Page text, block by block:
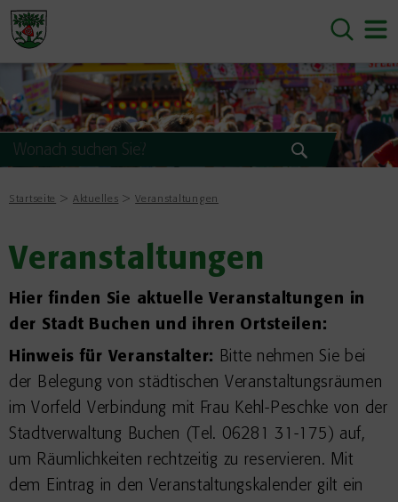
Startseite Aktuelles Veranstaltungen
Veranstaltungen
Hier finden Sie aktuelle Veranstaltungen in
der Stadt Buchen und ihren Ortsteilen:
Hinweis für Veranstalter: Bitte nehmen Sie bei
der Belegung von städtischen Veranstaltungsräumen
im Vorfeld Verbindung mit Frau Kehl-Peschke von der
Stadtverwaltung Buchen (Tel. 06281 31-175) auf,
um Räumlichkeiten rechtzeitig zu reservieren. Mit
dem Eintrag in den Veranstaltungskalender gilt ein